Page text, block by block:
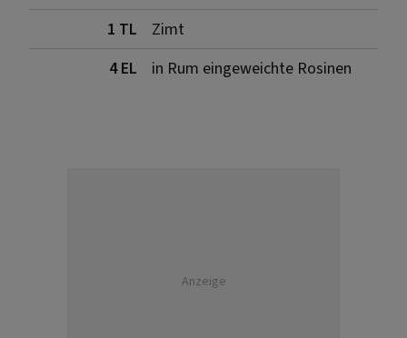
1 TL
Zimt
4 EL
in Rum eingeweichte Rosinen
Anzeige